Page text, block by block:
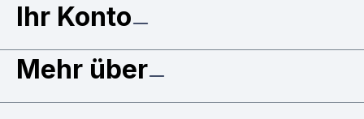
Ihr Konto
Mehr über